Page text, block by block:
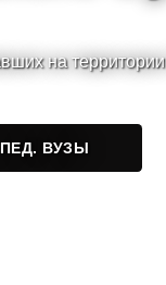
на
ВУЗЫ